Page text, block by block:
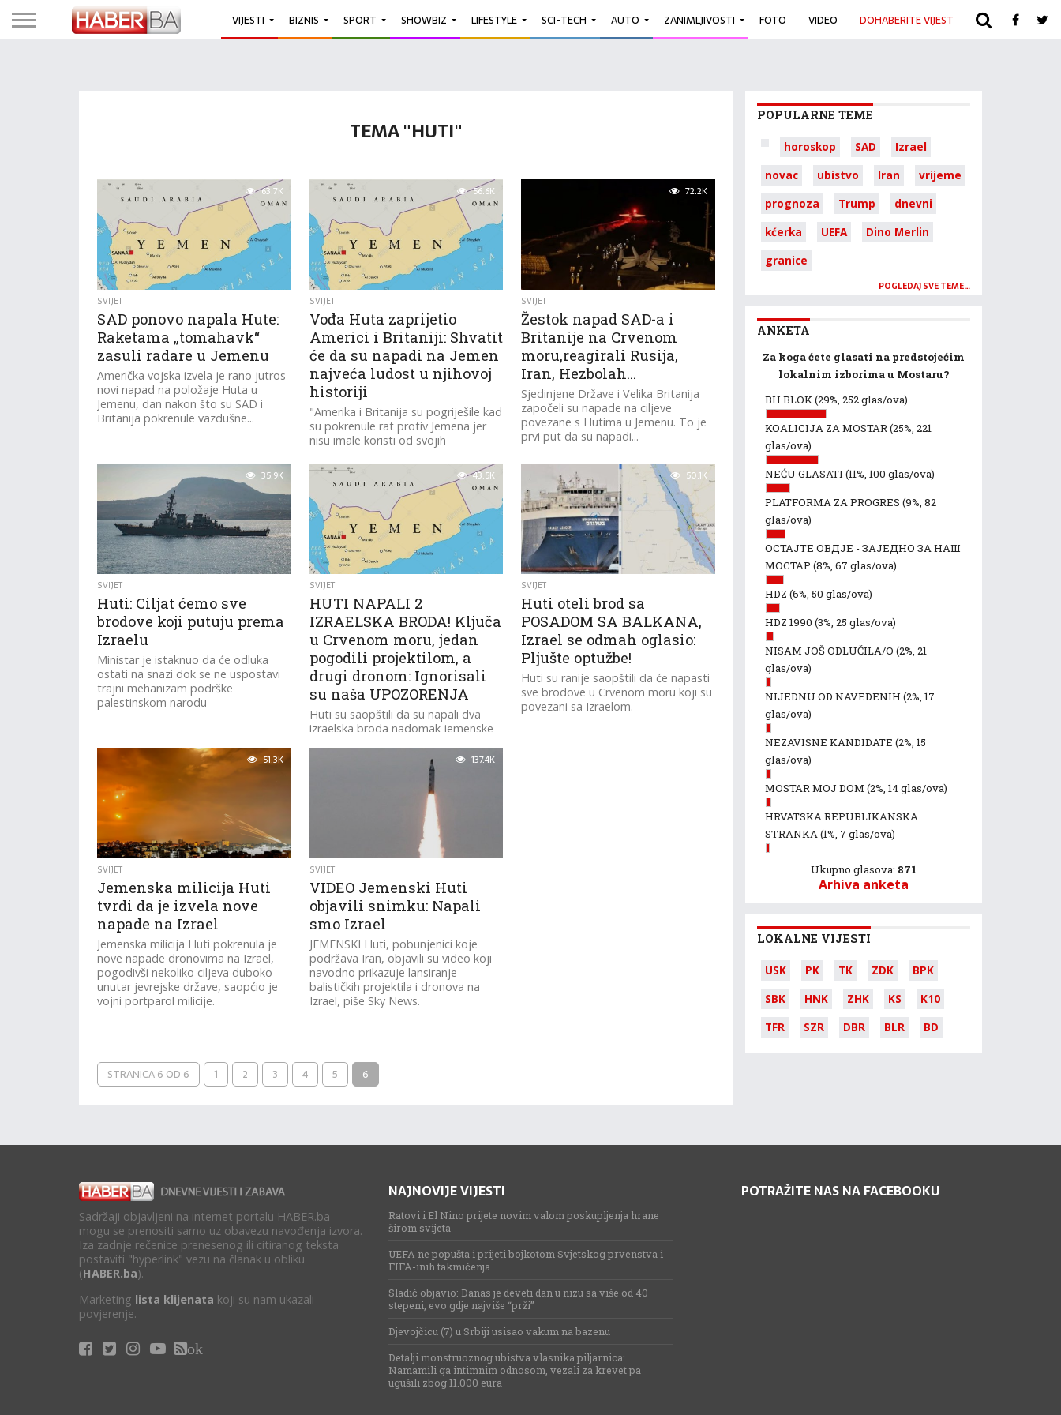
VIJESTI BIZNIS SPORT SHOWBIZ LIFESTYLE SCI-TECH AUTO ZANIMLJIVOSTI FOTO VIDEO DOHABERITE VIJEST ARHIVA
TEMA "HUTI"
63.7K
SVIJET
SAD ponovo napala Hute:
Raketama „tomahavk“
zasuli radare u Jemenu
Američka vojska izvela je rano jutros
novi napad na položaje Huta u
Jemenu, dan nakon što su SAD i
Britanija pokrenule vazdušne...
56.6K
SVIJET
Vođa Huta zaprijetio
Americi i Britaniji: Shvatit
će da su napadi na Jemen
najveća ludost u njihovoj
historiji
"Amerika i Britanija su pogriješile kad
su pokrenule rat protiv Jemena jer
nisu imale koristi od svojih
na...
72.2K
SVIJET
Žestok napad SAD-a i
Britanije na Crvenom
moru,reagirali Rusija,
Iran, Hezbolah…
Sjedinjene Države i Velika Britanija
započeli su napade na ciljeve
povezane s Hutima u Jemenu. To je
prvi put da su napadi...
35.9K
SVIJET
Huti: Ciljat ćemo sve
brodove koji putuju prema
Izraelu
Ministar je istaknuo da će odluka
ostati na snazi dok se ne uspostavi
trajni mehanizam podrške
palestinskom narodu
43.5K
SVIJET
HUTI NAPALI 2
IZRAELSKA BRODA! Ključa
u Crvenom moru, jedan
pogodili projektilom, a
drugi dronom: Ignorisali
su naša UPOZORENJA
Huti su saopštili da su napali dva
izraelska broda nadomak jemenske
50.1K
SVIJET
Huti oteli brod sa
POSADOM SA BALKANA,
Izrael se odmah oglasio:
Pljušte optužbe!
Huti su ranije saopštili da će napasti
sve brodove u Crvenom moru koji su
povezani sa Izraelom.
51.3K
SVIJET
Jemenska milicija Huti
tvrdi da je izvela nove
napade na Izrael
Jemenska milicija Huti pokrenula je
nove napade dronovima na Izrael,
pogodivši nekoliko ciljeva duboko
unutar jevrejske države, saopćio je
vojni portparol milicije.
137.4K
SVIJET
VIDEO Jemenski Huti
objavili snimku: Napali
smo Izrael
JEMENSKI Huti, pobunjenici koje
podržava Iran, objavili su video koji
navodno prikazuje lansiranje
balističkih projektila i dronova na
Izrael, piše Sky News.
STRANICA 6 OD 6 1 2 3 4 5 6
POPULARNE TEME
horoskop SAD
Izrael
novac
ubistvo Iran
vrijeme
prognoza
Trump
dnevni
kćerka
UEFA
Dino Merlin
granice
POGLEDAJ SVE TEME…
ANKETA
Za koga ćete glasati na predstojećim
lokalnim izborima u Mostaru?
BH BLOK(29%, 252 glas/ova)
KOALICIJA ZA MOSTAR(25%, 221
glas/ova)
NEĆU GLASATI (11%, 100 glas/ova)
PLATFORMA ZA PROGRES (9%, 82
glas/ova)
ОСТАЈТЕ ОВДЈЕ - ЗАЈЕДНО ЗА НАШ
МОСТАР (8%, 67 glas/ova)
HDZ (6%, 50 glas/ova)
HDZ 1990 (3%, 25 glas/ova)
NISAM JOŠ ODLUČILA/O (2%, 21
glas/ova)
NIJEDNU OD NAVEDENIH (2%, 17
glas/ova)
NEZAVISNE KANDIDATE (2%, 15
glas/ova)
MOSTAR MOJ DOM (2%, 14 glas/ova)
HRVATSKA REPUBLIKANSKA
STRANKA(1%, 7 glas/ova)
Ukupno glasova: 871
Arhiva anketa
LOKALNE VIJESTI
USK PK TK ZDK
BPK
SBK
HNK ZHK KS
K10
TFR
SZR DBR BLR BD
Sadržaji objavljeni na internet portalu HABER.ba
mogu se prenositi samo uz obavezu navođenja izvora.
Iza zadnje rečenice prenesenog ili citiranog teksta
postaviti "hyperlink" vezu na članak u obliku
(HABER.ba).
Marketing lista klijenata koji su nam ukazali
povjerenje.
ok
NAJNOVIJE VIJESTI
Ratovi i El Nino prijete novim valom poskupljenja hrane
širom svijeta
UEFA ne popušta i prijeti bojkotom Svjetskog prvenstva i
FIFA-inih takmičenja
Sladić objavio: Danas je deveti dan u nizu sa više od 40
stepeni, evo gdje najviše “prži”
Djevojčicu (7) u Srbiji usisao vakum na bazenu
Detalji monstruoznog ubistva vlasnika piljarnica:
Namamili ga intimnim odnosom, vezali za krevet pa
ugušili zbog 11.000 eura
POTRAŽITE NAS NA FACEBOOKU